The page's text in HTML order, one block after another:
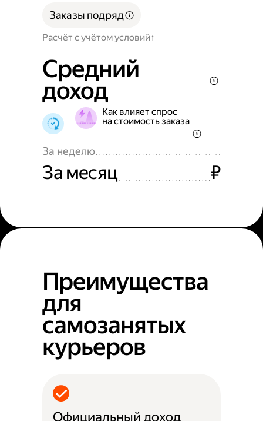
Расчёт с учётом условий
Заказы подряд
Средний
доход
Как влияет спрос
на стоимость заказа
За неделю
За месяц ₽
Преимущества
для
самозанятых
курьеров
Официальный доход